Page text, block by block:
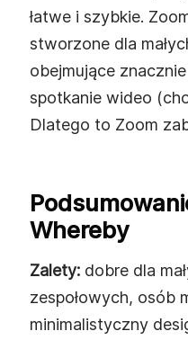
łatwe i szybkie.
stworzone dla
obejmujące
spotkanie wideo
Dlatego to Zoom
Whereby
Zalety: dobre dla
zespołowych, osób
minimalistyczny